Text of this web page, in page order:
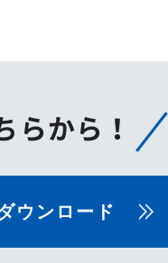
らから！
ウンロード